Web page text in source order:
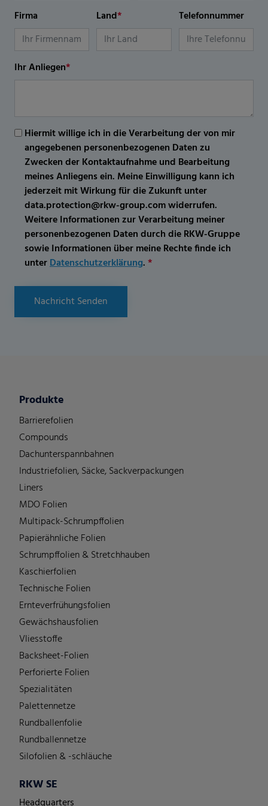
Firma Land* Telefonnummer
Ihr Anliegen*
Hiermit willige ich in die Verarbeitung der von mir
angegebenen personenbezogenen Daten zu
Zwecken der Kontaktaufnahme und Bearbeitung
meines Anliegens ein. Meine Einwilligung kann ich
jederzeit mit Wirkung für die Zukunft unter
data.protection@rkw-group.com widerrufen.
Weitere Informationen zur Verarbeitung meiner
personenbezogenen Daten durch die RKW-Gruppe
sowie Informationen über meine Rechte finde ich
unterDatenschutzerklärung.*
Nachricht Senden
Produkte
Barrierefolien
Compounds
Dachunterspannbahnen
Industriefolien, Säcke, Sackverpackungen
Liners
MDO Folien
Multipack-Schrumpffolien
Papierähnliche Folien
Schrumpffolien & Stretchhauben
Kaschierfolien
Technische Folien
Ernteverfrühungsfolien
Gewächshausfolien
Vliesstoffe
Backsheet-Folien
Perforierte Folien
Spezialitäten
Palettennetze
Rundballenfolie
Rundballennetze
Silofolien & -schläuche
RKW SE
Headquarters